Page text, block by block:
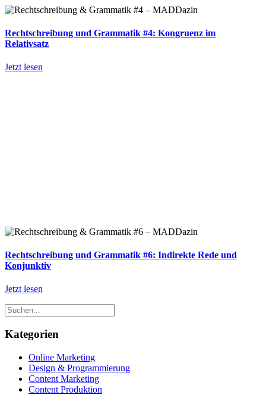
Rechtschreibung und Grammatik #4: Kongruenz im
Relativsatz
Jetzt lesen
Rechtschreibung und Grammatik #6: Indirekte Rede und
Konjunktiv
Jetzt lesen
Kategorien
Online Marketing
Design & Programmierung
Content Marketing
Content Produktion